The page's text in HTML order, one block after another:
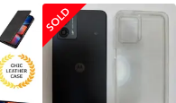
スフ
ーケ
トロ
帯電
れた
機能
背面 保護 フィルム
OverLay Plus Lite モト
ローラ スマホ 本体保護
さらさら手触り 低反射